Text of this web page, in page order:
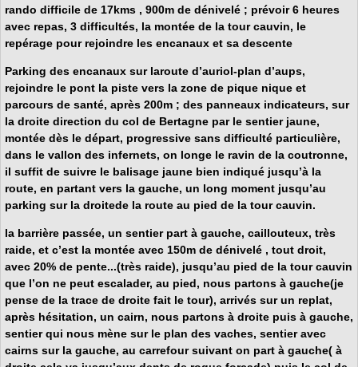
rando difficile de 17kms , 900m de dénivelé ; prévoir 6 heures
avec repas, 3 difficultés, la montée de la tour cauvin, le
repérage pour rejoindre les encanaux et sa descente
Parking des encanaux sur laroute d’auriol-plan d’aups,
rejoindre le pont la piste vers la zone de pique nique et
parcours de santé, après 200m ; des panneaux indicateurs, sur
la droite direction du col de Bertagne par le sentier jaune,
montée dès le départ, progressive sans difficulté particulière,
dans le vallon des infernets, on longe le ravin de la coutronne,
il suffit de suivre le balisage jaune bien indiqué jusqu’à la
route, en partant vers la gauche, un long moment jusqu’au
parking sur la droitede la route au pied de la tour cauvin.
la barrière passée, un sentier part à gauche, caillouteux, très
raide, et c’est la montée avec 150m de dénivelé , tout droit,
avec 20% de pente...(très raide), jusqu’au pied de la tour cauvin
que l’on ne peut escalader, au pied, nous partons à gauche(je
pense de la trace de droite fait le tour), arrivés sur un replat,
après hésitation, un cairn, nous partons à droite puis à gauche,
sentier qui nous mène sur le plan des vaches, sentier avec
cairns sur la gauche, au carrefour suivant on part à gauche( à